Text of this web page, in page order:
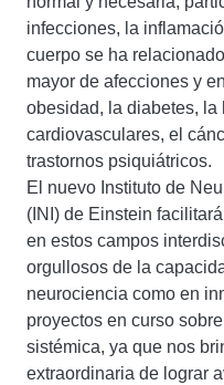
infecciones, la
cuerpo se ha
mayor de afecciones y
obesidad, la diabetes,
cardiovasculares, el
trastornos psiquiátricos.
El nuevo Instituto de
(INI) de Einstein
en estos campos
orgullosos de la
neurociencia como en
proyectos en curso
sistémica, ya que nos
extraordinaria de lograr